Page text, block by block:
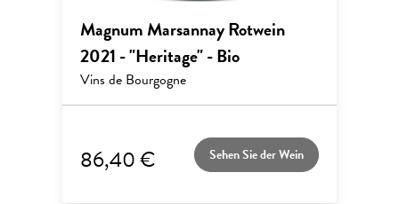
Magnum Marsannay Rotwein
2021 - "Heritage" - Bio
Vins de Bourgogne
86,40 € Sehen Sie der Wein